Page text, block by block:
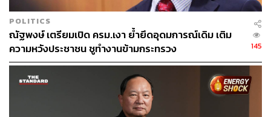
POLITICS
ณัฐพงษ์ เตรียมเปิด ครม.เงา ย้ำยึดอุดมการณ์เดิม เติม
ความหวังประชาชน ชูทำงานข้ามกระทรวง
145